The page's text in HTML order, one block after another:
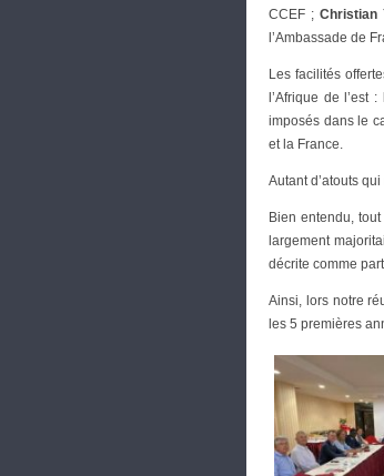
CCEF ; Christian
l’Ambassade de
Les facilités
l’Afrique de l’est
imposés dans le
et la France.
Autant d’atouts
Bien entendu,
largement
décrite comme
Ainsi, lors notre
les 5 premières